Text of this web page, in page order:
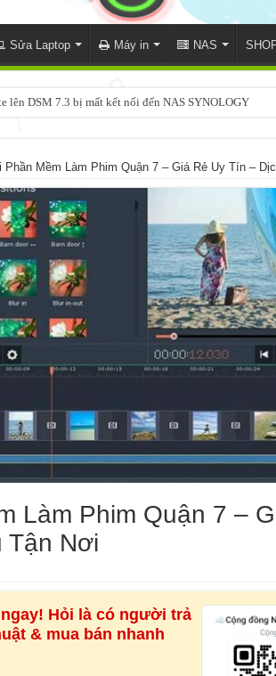
Sửa Laptop Máy in NAS
lên DSM 7.3 bị mất kết nối đến NAS SYNOLOGY
Phần Mềm Làm Phim Quận 7 – Giá Rẻ Uy Tín –
Làm Phim Quận 7 –
Tận Nơi
Hỏi là có người trả
& mua bán nhanh